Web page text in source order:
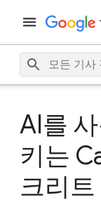
AI를
키는
크리트